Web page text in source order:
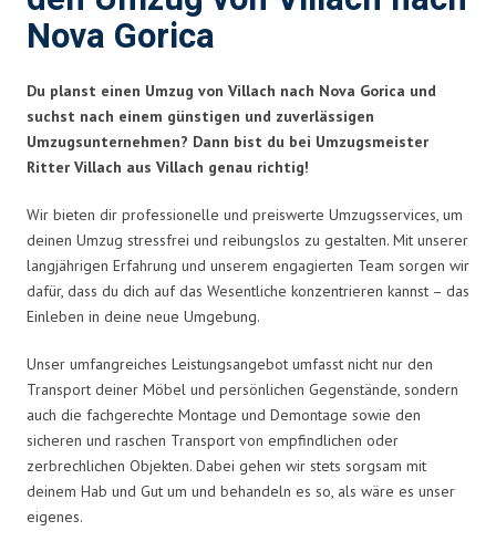
Nova Gorica
Du planst einen Umzug von Villach nach Nova Gorica und
suchst nach einem günstigen und zuverlässigen
Umzugsunternehmen? Dann bist du bei Umzugsmeister
Ritter Villach aus Villach genau richtig!
Wir bieten dir professionelle und preiswerte Umzugsservices, um
deinen Umzug stressfrei und reibungslos zu gestalten. Mit unserer
langjährigen Erfahrung und unserem engagierten Team sorgen wir
dafür, dass du dich auf das Wesentliche konzentrieren kannst – das
Einleben in deine neue Umgebung.
Unser umfangreiches Leistungsangebot umfasst nicht nur den
Transport deiner Möbel und persönlichen Gegenstände, sondern
auch die fachgerechte Montage und Demontage sowie den
sicheren und raschen Transport von empfindlichen oder
zerbrechlichen Objekten. Dabei gehen wir stets sorgsam mit
deinem Hab und Gut um und behandeln es so, als wäre es unser
eigenes.